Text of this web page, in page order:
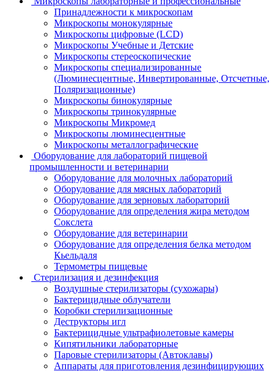
Принадлежности к микроскопам
Микроскопы монокулярные
Микроскопы цифровые (LCD)
Микроскопы Учебные и Детские
Микроскопы стереоскопические
Микроскопы специализированные
(Люминесцентные, Инвертированные, Отсчетные,
Поляризационные)
Микроскопы бинокулярные
Микроскопы тринокулярные
Микроскопы Микромед
Микроскопы люминесцентные
Микроскопы металлографические
Оборудование для лабораторий пищевой
промышленности и ветеринарии
Оборудование для молочных лабораторий
Оборудование для мясных лабораторий
Оборудование для зерновых лабораторий
Оборудование для определения жира методом
Сокслета
Оборудование для ветеринарии
Оборудование для определения белка методом
Кьельдаля
Термометры пищевые
Стерилизация и дезинфекция
Воздушные стерилизаторы (сухожары)
Бактерицидные облучатели
Коробки стерилизационные
Деструкторы игл
Бактерицидные ультрафиолетовые камеры
Кипятильники лабораторные
Паровые стерилизаторы (Автоклавы)
Аппараты для приготовления дезинфицирующих